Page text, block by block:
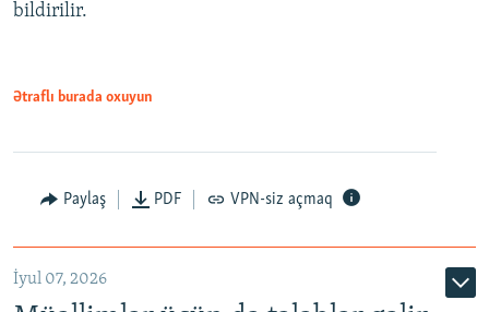
bildirilir.
Ətraflı burada oxuyun
Paylaş PDF VPN-siz açmaq
İyul 07, 2026